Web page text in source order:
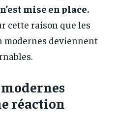
mise en place.
cette raison que les
modernes deviennent
réaction